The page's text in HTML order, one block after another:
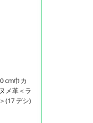
cm巾カ
メ革＜ラ
(17 デシ)